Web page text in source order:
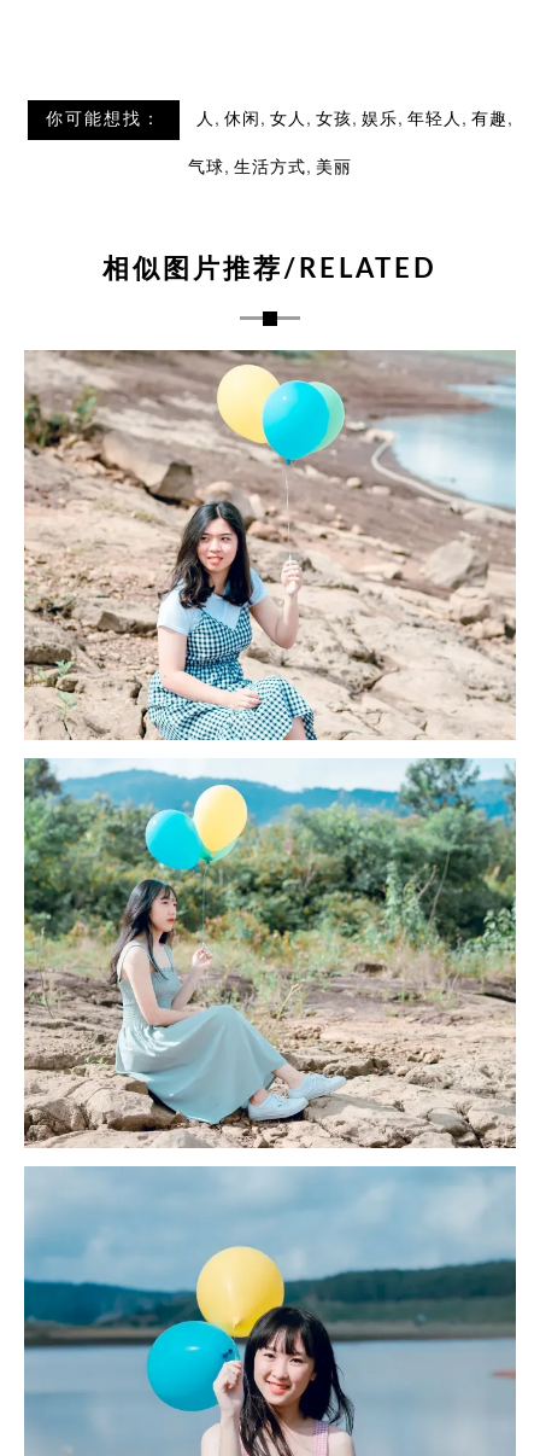
你可能想找： 人 , 休闲 , 女人 , 女孩, 娱乐, 年轻人 , 有趣 ,
气球, 生活方式, 美丽
相似图片推荐/RELATED